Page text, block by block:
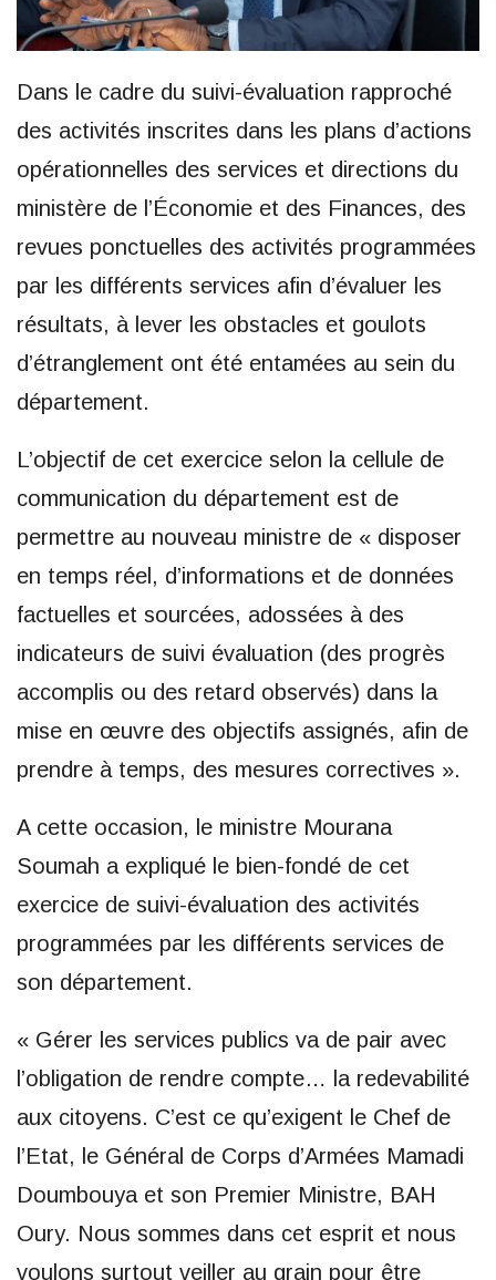
Dans le cadre du suivi-évaluation rapproché
des activités inscrites dans les plans d’actions
opérationnelles des services et directions du
ministère de l’Économie et des Finances, des
revues ponctuelles des activités programmées
par les différents services afin d’évaluer les
résultats, à lever les obstacles et goulots
d’étranglement ont été entamées au sein du
département.
L’objectif de cet exercice selon la cellule de
communication du département est de
permettre au nouveau ministre de « disposer
en temps réel, d’informations et de données
factuelles et sourcées, adossées à des
indicateurs de suivi évaluation (des progrès
accomplis ou des retard observés) dans la
mise en œuvre des objectifs assignés, afin de
prendre à temps, des mesures correctives ».
A cette occasion, le ministre Mourana
Soumah a expliqué le bien-fondé de cet
exercice de suivi-évaluation des activités
programmées par les différents services de
son département.
« Gérer les services publics va de pair avec
l’obligation de rendre compte… la redevabilité
aux citoyens. C’est ce qu’exigent le Chef de
l’Etat, le Général de Corps d’Armées Mamadi
Doumbouya et son Premier Ministre, BAH
Oury. Nous sommes dans cet esprit et nous
voulons surtout veiller au grain pour être